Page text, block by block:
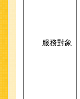
服務對象